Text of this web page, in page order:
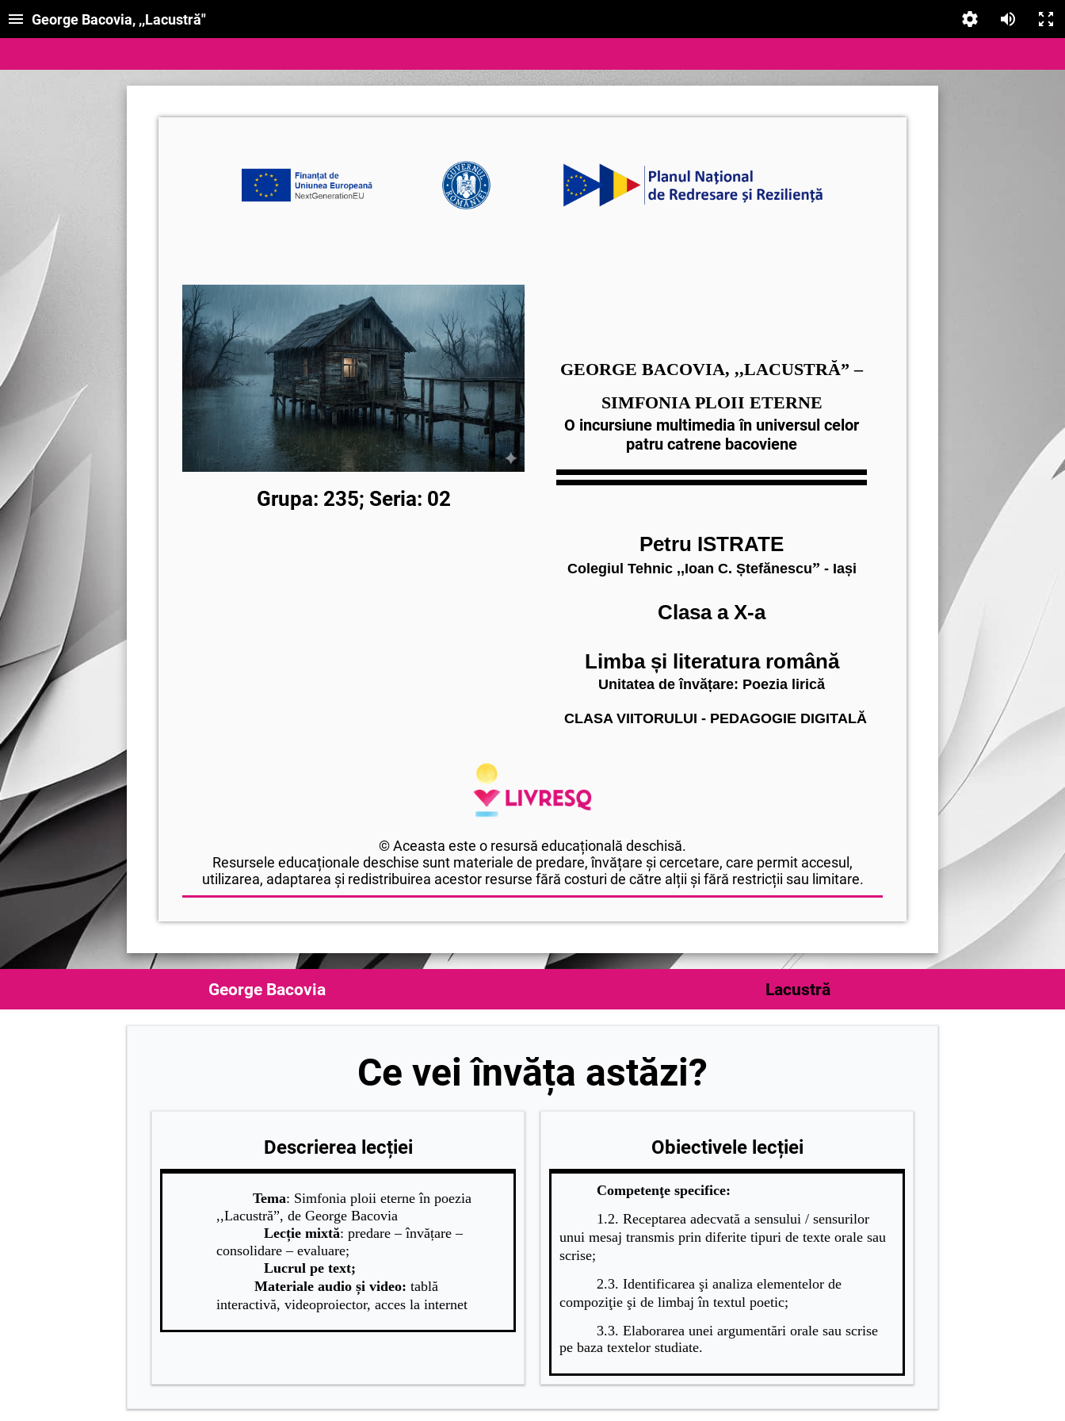
George Bacovia, ,,Lacustră"
Grupa: 235; Seria: 02
GEORGE BACOVIA, ,,LACUSTRĂ” –
SIMFONIA PLOII ETERNE
O incursiune multimedia în universul celor
patru catrene bacoviene
Petru ISTRATE
Colegiul Tehnic ,,Ioan C. Ștefănescu” - Iași
Clasa a X-a
Limba și literatura română
Unitatea de învățare: Poezia lirică
CLASA VIITORULUI - PEDAGOGIE DIGITALĂ
© Aceasta este o resursă educațională deschisă.
Resursele educaționale deschise sunt materiale de predare, învățare și cercetare, care permit accesul,
utilizarea, adaptarea și redistribuirea acestor resurse fără costuri de către alții și fără restricții sau limitare.
George Bacovia Lacustră
Ce vei învăța astăzi?
Descrierea lecției
Tema: Simfonia ploii eterne în poezia
,,Lacustră”, de George Bacovia
Lecție mixtă: predare – învățare –
consolidare – evaluare;
Lucrul pe text;
Materiale audio și video: tablă
interactivă, videoproiector, acces la internet
Obiectivele lecției
Competenţe specifice:
1.2. Receptarea adecvată a sensului / sensurilor
unui mesaj transmis prin diferite tipuri de texte orale sau
scrise;
2.3. Identificarea şi analiza elementelor de
compoziţie şi de limbaj în textul poetic;
3.3. Elaborarea unei argumentări orale sau scrise
pe baza textelor studiate.